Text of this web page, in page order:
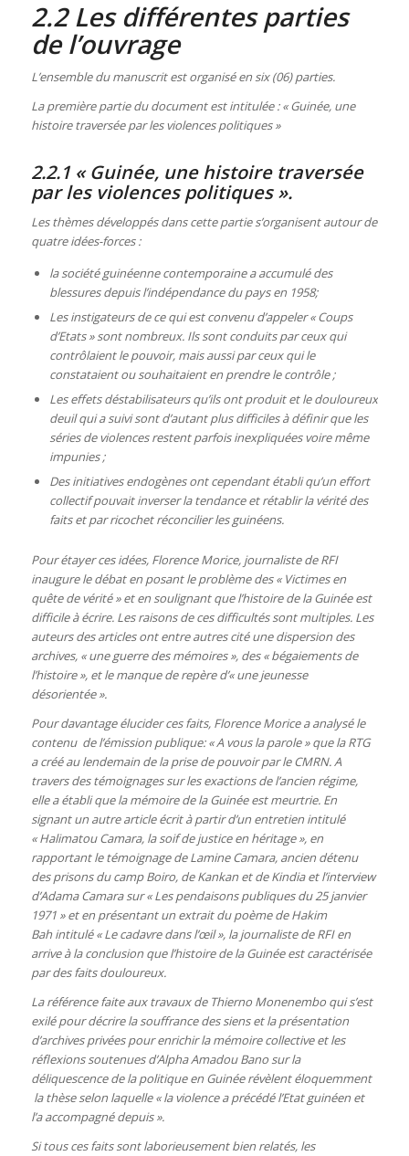
2.2 Les différentes parties
de l’ouvrage
L’ensemble du manuscrit est organisé en six (06) parties.
La première partie du document est intitulée : « Guinée, une
histoire traversée par les violences politiques »
2.2.1 « Guinée, une histoire traversée
par les violences politiques ».
Les thèmes développés dans cette partie s’organisent autour de
quatre idées-forces :
la société guinéenne contemporaine a accumulé des
blessures depuis l’indépendance du pays en 1958;
Les instigateurs de ce qui est convenu d’appeler « Coups
d’Etats » sont nombreux. Ils sont conduits par ceux qui
contrôlaient le pouvoir, mais aussi par ceux qui le
constataient ou souhaitaient en prendre le contrôle ;
Les effets déstabilisateurs qu’ils ont produit et le douloureux
deuil qui a suivi sont d’autant plus difficiles à définir que les
séries de violences restent parfois inexpliquées voire même
impunies ;
Des initiatives endogènes ont cependant établi qu’un effort
collectif pouvait inverser la tendance et rétablir la vérité des
faits et par ricochet réconcilier les guinéens.
Pour étayer ces idées, Florence Morice, journaliste de RFI
inaugure le débat en posant le problème des « Victimes en
quête de vérité » et en soulignant que l’histoire de la Guinée est
difficile à écrire. Les raisons de ces difficultés sont multiples. Les
auteurs des articles ont entre autres cité une dispersion des
archives, « une guerre des mémoires », des « bégaiements de
l’histoire », et le manque de repère d’« une jeunesse
désorientée ».
Pour davantage élucider ces faits, Florence Morice a analysé le
contenu de l’émission publique: « A vous la parole » que la RTG
a créé au lendemain de la prise de pouvoir par le CMRN. A
travers des témoignages sur les exactions de l’ancien régime,
elle a établi que la mémoire de la Guinée est meurtrie. En
signant un autre article écrit à partir d’un entretien intitulé
« Halimatou Camara, la soif de justice en héritage », en
rapportant le témoignage de Lamine Camara, ancien détenu
des prisons du camp Boiro, de Kankan et de Kindia et l’interview
d’Adama Camara sur « Les pendaisons publiques du 25 janvier
1971 » et en présentant un extrait du poème de Hakim
Bah intitulé « Le cadavre dans l’œil », la journaliste de RFI en
arrive à la conclusion que l’histoire de la Guinée est caractérisée
par des faits douloureux.
La référence faite aux travaux de Thierno Monenembo qui s’est
exilé pour décrire la souffrance des siens et la présentation
d’archives privées pour enrichir la mémoire collective et les
réflexions soutenues d’Alpha Amadou Bano sur la
déliquescence de la politique en Guinée révèlent éloquemment
la thèse selon laquelle « la violence a précédé l’Etat guinéen et
l’a accompagné depuis ».
Si tous ces faits sont laborieusement bien relatés, les